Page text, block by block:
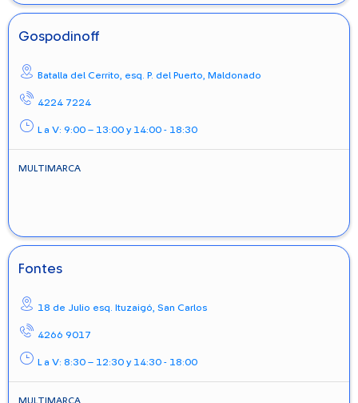
Gospodinoff
Batalla del Cerrito, esq. P. del Puerto, Maldonado
4224 7224
L a V: 9:00 – 13:00 y 14:00 - 18:30
MULTIMARCA
Fontes
18 de Julio esq. Ituzaigó, San Carlos
4266 9017
L a V: 8:30 – 12:30 y 14:30 - 18:00
MULTIMARCA